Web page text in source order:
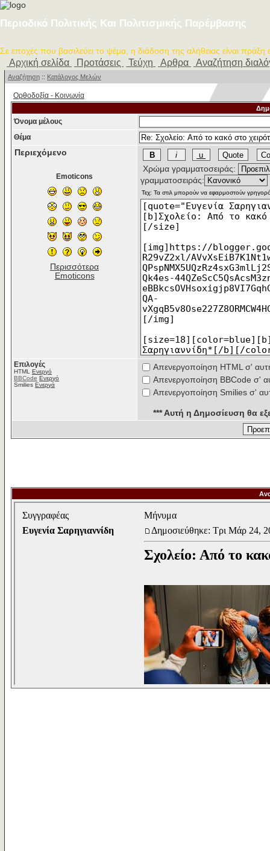
Περιοδικό Πολιτικής Και Πολιτισμικής Παρέμβασης
Σε εποχές που βασιλεύει το ψέμα, η διάδοση της αλήθειας είναι πράξη
Αρχική σελίδα Προτάσεις Τεύχη Αρθρα Αναζήτηση
Αναζήτηση :: Κατάλογος Μελών
Ορθοδοξία - Κοινωνία
Όνομα μέλους
Θέμα
Περιεχόμενο
Emoticons
Περισσότερα
Emoticons
Χρώμα γραμματοσειράς:
γραμματοσειράς:
Επιλογές
HTML Ενεργό
BBCode Ενεργό
Smilies Ενεργά
Απενεργοποίηση HTML σ'
Απενεργοποίηση BBCode σ'
Απενεργοποίηση Smilies σ'
*** Αυτή η Δημοσίευση θα